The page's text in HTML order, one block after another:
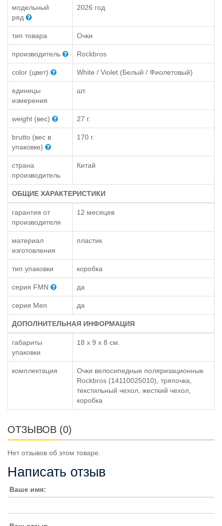
модельный
ряд
2026 год
тип товара Очки
производитель Rockbros
color (цвет) White / Violet (Белый / Фиолетовый)
единицы
измерения
шт.
weight (вес) 27 г.
brutto (вес в
упаковке)
170 г.
страна
производитель
Китай
ОБЩИЕ ХАРАКТЕРИСТИКИ
гарантия от
производителя
12 месяцев
материал
изготовления
пластик
тип упаковки коробка
серия FMN да
серия Men да
ДОПОЛНИТЕЛЬНАЯ ИНФОРМАЦИЯ
габариты
упаковки
18 x 9 x 8 см.
комплектация
Очки велосипедные поляризационные
Rockbros (14110025010), тряпочка,
текстильный чехол, жесткий чехол,
коробка
ОТЗЫВОВ (0)
Нет отзывов об этом товаре.
Написать отзыв
Ваше имя: